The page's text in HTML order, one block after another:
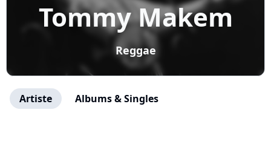
Tommy Makem
Reggae
Artiste Albums & Singles